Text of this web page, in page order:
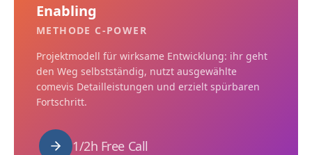
Enabling
METHODE C-POWER
Projektmodell für wirksame Entwicklung: ihr geht
den Weg selbstständig, nutzt ausgewählte
comevis Detailleistungen und erzielt spürbaren
Fortschritt.
1/2h Free Call